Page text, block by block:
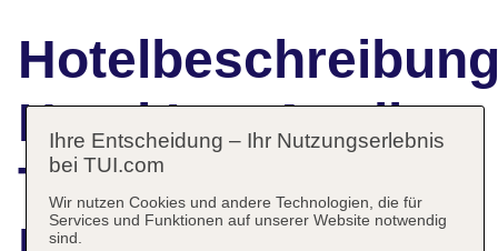
Hotel Las Aguilas
Tenerife, Affiliated
Ihre Entscheidung – Ihr Nutzungserlebnis
bei TUI.com
Wir nutzen Cookies und andere Technologien, die für
Services und Funktionen auf unserer Website notwendig
sind.